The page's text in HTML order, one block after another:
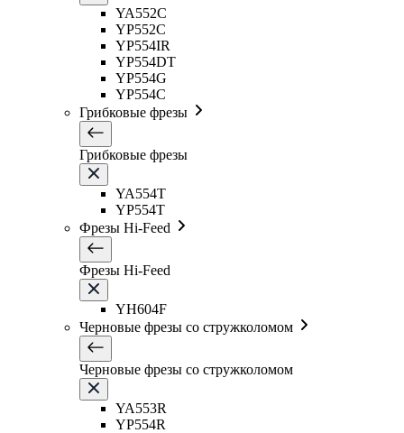
YA552C
YP552C
YP554IR
YP554DT
YP554G
YP554C
Грибковые фрезы
Грибковые фрезы
YA554T
YP554T
Фрезы Hi-Feed
Фрезы Hi-Feed
YH604F
Черновые фрезы со стружколомом
Черновые фрезы со стружколомом
YA553R
YP554R